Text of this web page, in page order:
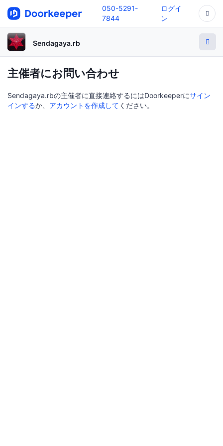
050-5291-
7844
ログイ
ン
Sendagaya.rb
主催者にお問い合わせ
Sendagaya.rbの主催者に直接連絡するにはDoorkeeperにサイン
インするか、 アカウントを作成して ください。